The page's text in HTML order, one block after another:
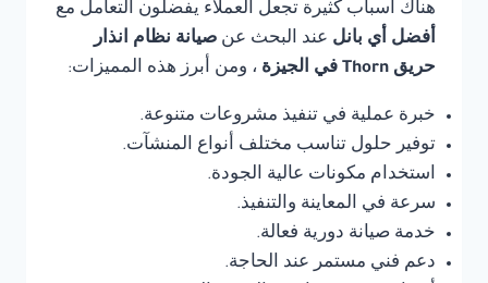
هناك أسباب كثيرة تجعل العملاء يفضلون التعامل مع
أفضل أي بانل عند البحث عن صيانة نظام انذار
حريق Thorn في الجيزة
، ومن أبرز هذه المميزات:
خبرة عملية في تنفيذ مشروعات متنوعة.
توفير حلول تناسب مختلف أنواع المنشآت.
استخدام مكونات عالية الجودة.
سرعة في المعاينة والتنفيذ.
خدمة صيانة دورية فعالة.
دعم فني مستمر عند الحاجة.